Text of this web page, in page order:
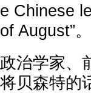
e Chinese
of August”。
政治学家、
将贝森特的